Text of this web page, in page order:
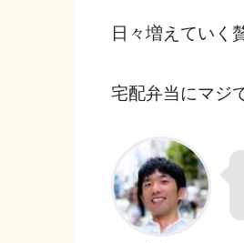
日々増えていく
宅配弁当にマジ